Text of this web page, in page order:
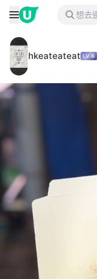
hkeateateat